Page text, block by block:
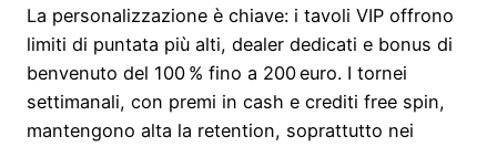
La personalizzazione è chiave: i tavoli VIP offrono
limiti di puntata più alti, dealer dedicati e bonus di
benvenuto del 100 % fino a 200 euro. I tornei
settimanali, con premi in cash e crediti free spin,
mantengono alta la retention, soprattutto nei